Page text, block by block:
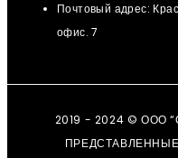
Почтовый адрес:
офис. 7
2019 - 2024 © ООО